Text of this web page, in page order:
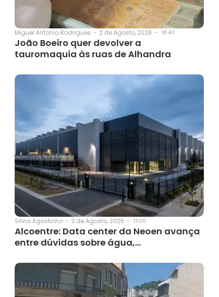
Miguel Antonio Rodrigues - 2 de Agosto, 2026 - 18:43
João Boeiro quer devolver a
tauromaquia às ruas de Alhandra
Silvia Agostinho - 3 de Agosto, 2026 - 11:00
Alcoentre: Data center da Neoen avança
entre dúvidas sobre água,…